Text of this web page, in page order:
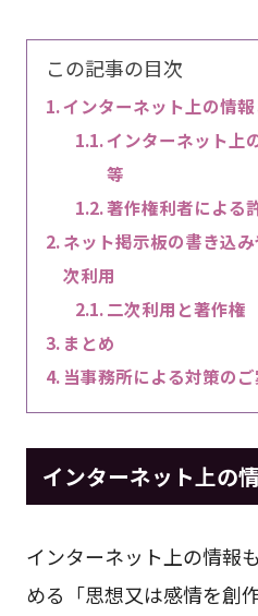
この記事の目次
インターネット上の情
インターネット上
等
著作権利者による
ネット掲示板の書き込
次利用
二次利用と著作権
まとめ
当事務所による対策のご
インターネット上の
インターネット上の情報
める「思想又は感情を創